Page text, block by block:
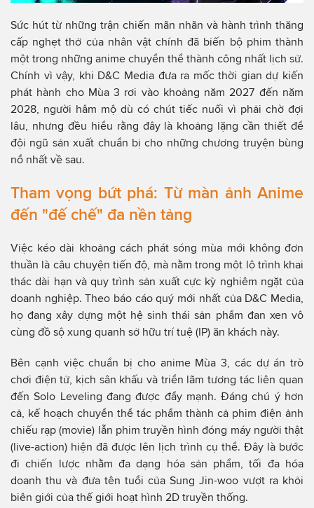
Sức hút từ những trận chiến mãn nhãn và hành trình thăng
cấp nghẹt thở của nhân vật chính đã biến bộ phim thành
một trong những anime chuyển thể thành công nhất lịch sử.
Chính vì vậy, khi D&C Media đưa ra mốc thời gian dự kiến
phát hành cho Mùa 3 rơi vào khoảng năm 2027 đến năm
2028, người hâm mộ dù có chút tiếc nuối vì phải chờ đợi
lâu, nhưng đều hiểu rằng đây là khoảng lặng cần thiết để
đội ngũ sản xuất chuẩn bị cho những chương truyện bùng
nổ nhất về sau.
Tham vọng bứt phá: Từ màn ảnh Anime
đến "đế chế" đa nền tảng
Việc kéo dài khoảng cách phát sóng mùa mới không đơn
thuần là câu chuyện tiến độ, mà nằm trong một lộ trình khai
thác dài hạn và quy trình sản xuất cực kỳ nghiêm ngặt của
doanh nghiệp. Theo báo cáo quý mới nhất của D&C Media,
họ đang xây dựng một hệ sinh thái sản phẩm đan xen vô
cùng đồ sộ xung quanh sở hữu trí tuệ (IP) ăn khách này.
Bên cạnh việc chuẩn bị cho anime Mùa 3, các dự án trò
chơi điện tử, kịch sân khấu và triển lãm tương tác liên quan
đến Solo Leveling đang được đẩy mạnh. Đáng chú ý hơn
cả, kế hoạch chuyển thể tác phẩm thành cả phim điện ảnh
chiếu rạp (movie) lẫn phim truyền hình đóng máy người thật
(live-action) hiện đã được lên lịch trình cụ thể. Đây là bước
đi chiến lược nhằm đa dạng hóa sản phẩm, tối đa hóa
doanh thu và đưa tên tuổi của Sung Jin-woo vượt ra khỏi
biên giới của thế giới hoạt hình 2D truyền thống.